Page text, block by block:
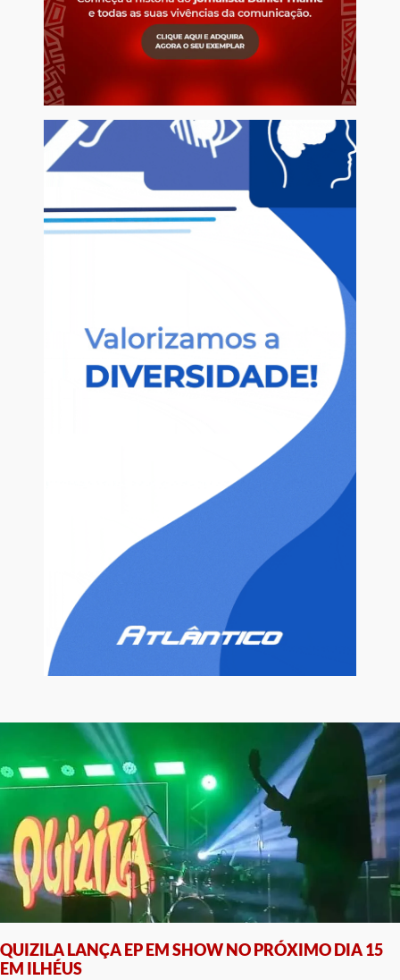
QUIZILA LANÇA EP EM SHOW NO PRÓXIMO DIA 15
EM ILHÉUS